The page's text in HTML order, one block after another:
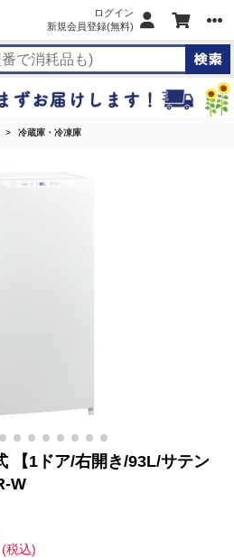
ログイン
新規会員登録(無料)
冷蔵庫・冷凍庫
【1ドア/右開き/93L/サテン
W
(税込)